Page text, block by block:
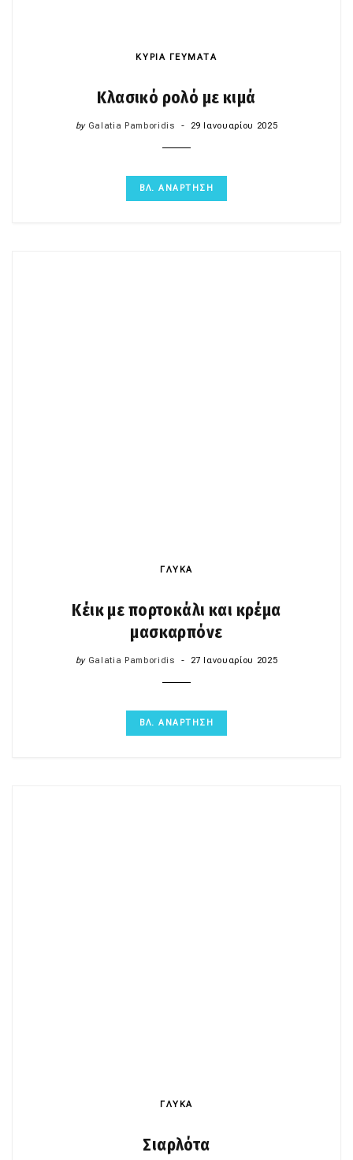
ΚΥΡΙΑ ΓΕΥΜΑΤΑ
Κλασικό ρολό με κιμά
by Galatia Pamboridis 29 Ιανουαρίου 2025
ΒΛ. ΑΝΑΡΤΗΣΗ
ΓΛΥΚΑ
Κέικ με πορτοκάλι και κρέμα
μασκαρπόνε
by Galatia Pamboridis 27 Ιανουαρίου 2025
ΒΛ. ΑΝΑΡΤΗΣΗ
ΓΛΥΚΑ
Σιαρλότα